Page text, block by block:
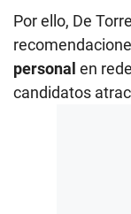
Por ello, De
personal en
candidatos